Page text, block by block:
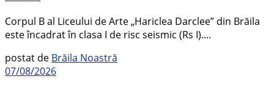
Corpul B al Liceului de Arte „Hariclea Darclee” din Brăila
este încadrat în clasa I de risc seismic (Rs I)....
postat de Brăila Noastră
07/08/2026